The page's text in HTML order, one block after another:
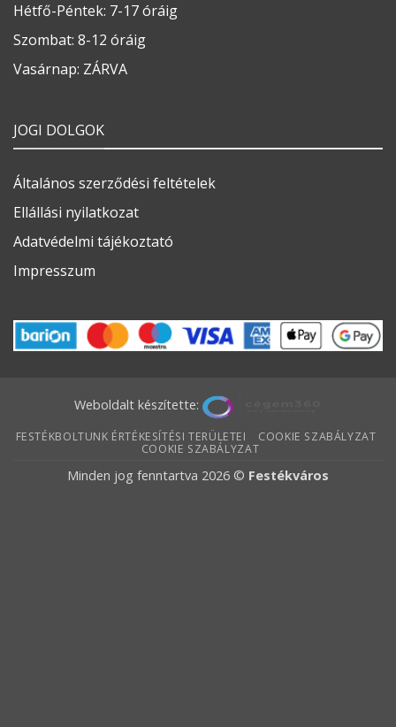
Hétfő-Péntek: 7-17 óráig
Szombat: 8-12 óráig
Vasárnap: ZÁRVA
JOGI DOLGOK
Általános szerződési feltételek
Ellállási nyilatkozat
Adatvédelmi tájékoztató
Impresszum
Weboldalt készítette:
FESTÉKBOLTUNK ÉRTÉKESÍTÉSI TERÜLETEI
COOKIE SZABÁLYZAT
COOKIE SZABÁLYZAT
Minden jog fenntartva 2026 © Festékváros